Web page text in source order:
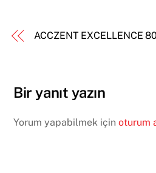
ACCZENT EXCELLENCE 80
Bir yanıt yazın
Yorum yapabilmek içinoturum